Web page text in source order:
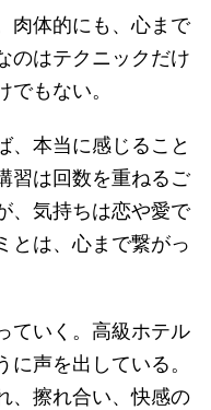
肉体的にも、心まで
のはテクニックだけ
もない。
、本当に感じること
習は回数を重ねるご
、気持ちは恋や愛で
とは、心まで繋がっ
ていく。高級ホテル
声を出している。
、擦れ合い、快感の